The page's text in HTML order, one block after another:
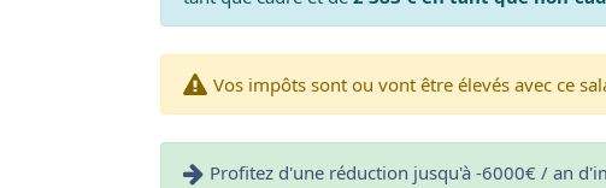
Vos impôts sont ou vont être élevés avec ce
Profitez d'une réduction jusqu'à -6000€ / an